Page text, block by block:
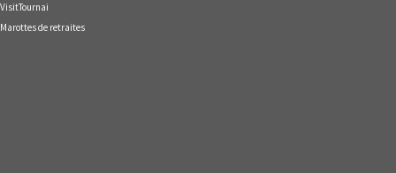
VisitTournai
Marottes de retraites